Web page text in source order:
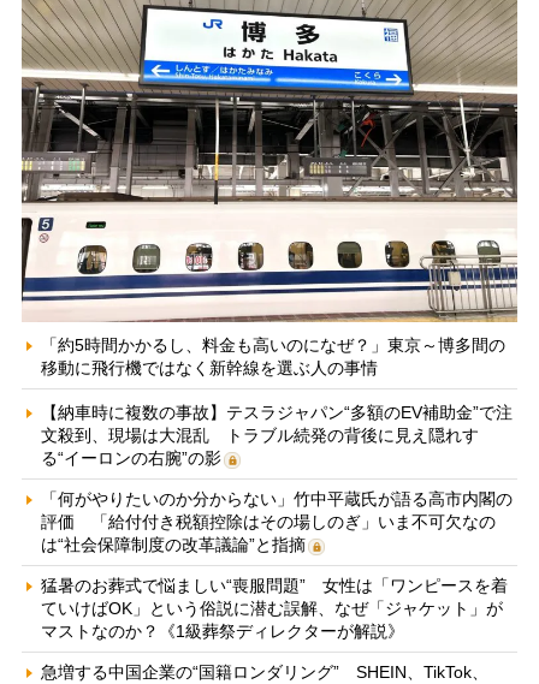
「約5時間かかるし、料金も高いのになぜ？」東京～博多間の
移動に飛行機ではなく新幹線を選ぶ人の事情
【納車時に複数の事故】テスラジャパン“多額のEV補助金”で注
文殺到、現場は大混乱 トラブル続発の背後に見え隠れす
る“イーロンの右腕”の影
「何がやりたいのか分からない」竹中平蔵氏が語る高市内閣の
評価 「給付付き税額控除はその場しのぎ」いま不可欠なの
は“社会保障制度の改革議論”と指摘
猛暑のお葬式で悩ましい“喪服問題” 女性は「ワンピースを着
ていけばOK」という俗説に潜む誤解、なぜ「ジャケット」が
マストなのか？《1級葬祭ディレクターが解説》
急増する中国企業の“国籍ロンダリング” SHEIN、TikTok、